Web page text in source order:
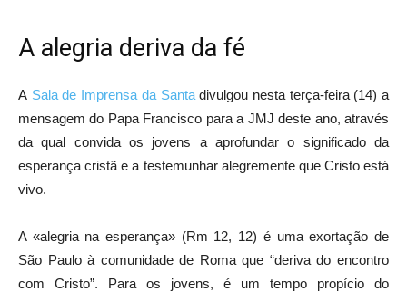
A alegria deriva da fé
A Sala de Imprensa da Santadivulgou nesta terça-feira (14) a
mensagem do Papa Francisco para a JMJ deste ano, através
da qual convida os jovens a aprofundar o significado da
esperança cristã e a testemunhar alegremente que Cristo está
vivo.
A «alegria na esperança» (Rm 12, 12) é uma exortação de
São Paulo à comunidade de Roma que “deriva do encontro
com Cristo”. Para os jovens, é um tempo propício do